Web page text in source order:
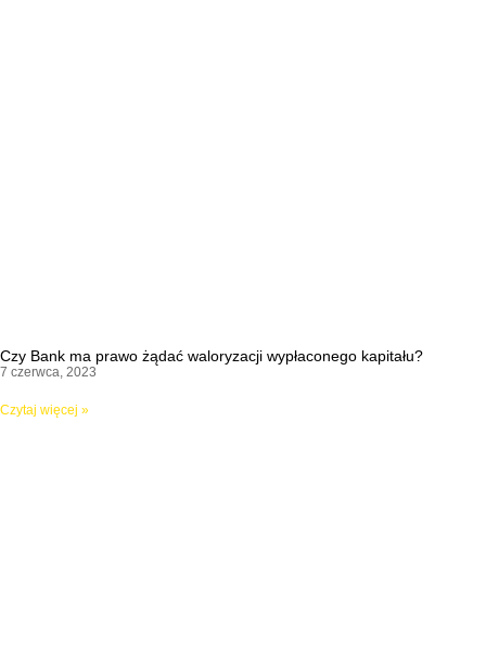
Czy Bank ma prawo żądać waloryzacji wypłaconego kapitału?
7 czerwca, 2023
Czytaj więcej »